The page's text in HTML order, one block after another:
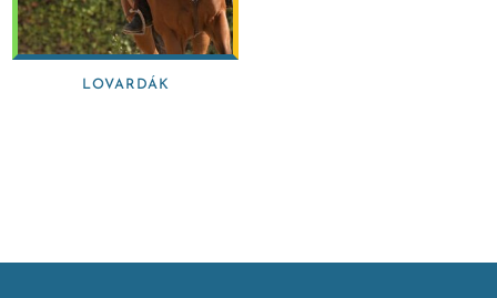
LOVARDÁK